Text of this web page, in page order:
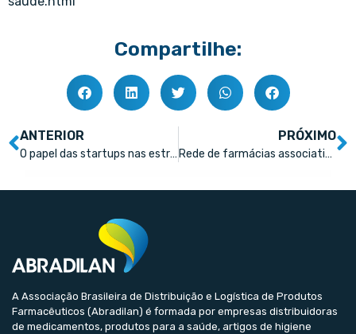
Compartilhe:
ANTERIOR
O papel das startups nas estratégias de inovação e escala na indústria farmacêutica
PRÓXIMO
Rede de farmácias associativistas gera mais de R$ 35 milhões em encontro
A Associação Brasileira de Distribuição e Logística de Produtos
Farmacêuticos (Abradilan) é formada por empresas distribuidoras
de medicamentos, produtos para a saúde, artigos de higiene